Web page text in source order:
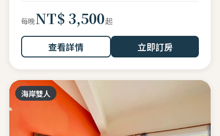
每晚NT$ 3,500起
查看詳情 立即訂房
海岸雙人